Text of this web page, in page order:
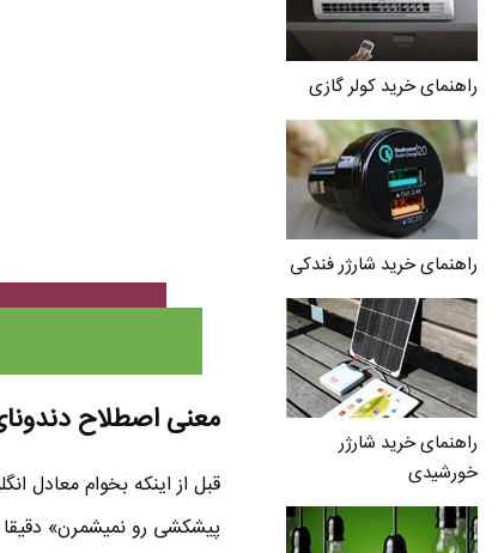
راهنمای خرید کولر گازی
راهنمای خرید شارژر فندکی
راهنمای خرید شارژر
خورشیدی
معنی اصطلاح
قبل از اینکه بخوام معادل
پیشکشی رو نمیشمرن» دقیقا